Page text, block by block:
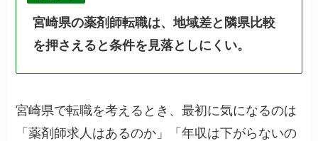
宮崎県の薬剤師転職は、地域差と隣県比較
を押さえると条件を見落としにくい。
宮崎県で転職を考えるとき、最初に気になるのは
「薬剤師求人はあるのか」「年収は下がらないの